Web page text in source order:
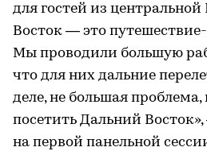
для гостей из
Восток — это
Мы проводили большую
что для них дальние
деле, не большая
посетить Дальний
на первой панельной